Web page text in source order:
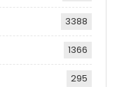
3388
1366
295